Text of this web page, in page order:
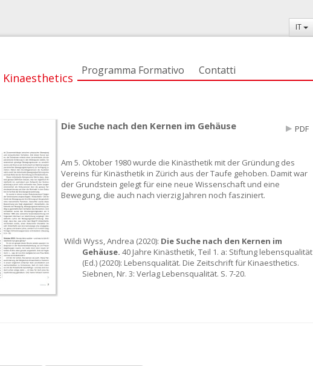
IT
Kinaesthetics
Programma Formativo Contatti
Die Suche nach den Kernen im Gehäuse PDF
Am 5. Oktober 1980 wurde die Kinästhetik mit der Gründung des
Vereins für Kinästhetik in Zürich aus der Taufe gehoben. Damit war
der Grundstein gelegt für eine neue Wissenschaft und eine
Bewegung, die auch nach vierzig Jahren noch fasziniert.
Wildi Wyss, Andrea (2020): Die Suche nach den Kernen im
Gehäuse. 40 Jahre Kinästhetik, Teil 1. a: Stiftung lebensqualität
(Ed.) (2020): Lebensqualität. Die Zeitschrift für Kinaesthetics.
Siebnen, Nr. 3: Verlag Lebensqualität. S. 7-20.